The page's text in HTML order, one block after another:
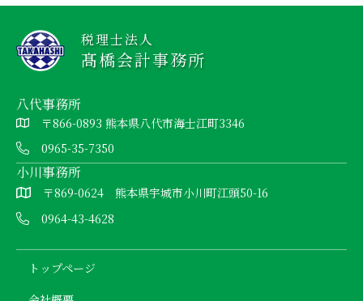
税理士法人
髙橋会計事務所
八代事務所
〒866-0893 熊本県八代市海士江町3346
0965-35-7350
小川事務所
〒869-0624 熊本県宇城市小川町江頭50-16
0964-43-4628
トップページ